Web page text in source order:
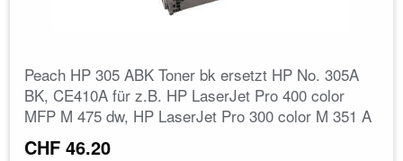
Peach HP 305 ABK Toner bk ersetzt HP No. 305A
BK, CE410A für z.B. HP LaserJet Pro 400 color
MFP M 475 dw, HP LaserJet Pro 300 color M 351 A
CHF 46.20